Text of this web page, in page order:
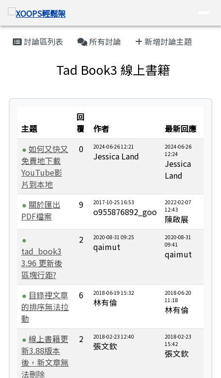
跳至主內容區
XOOPS輕鬆架
導覽列
主內容區域
討論區列表 所有討論 新增討論主題
Tad Book3 線上書籍
主題
回
覆
作者
最新回應
如何又快又
免費地下載
YouTube影
片到本地
0 2024-06-26 12:21
Jessica Land
2024-06-26
12:24
Jessica
Land
關於匯出
PDF檔案
9 2017-10-25 16:53
o955876892_goo
2022-02-07
12:43
陳啟展
tad_book3
3.96 更新後
區塊行距?
2 2020-08-31 09:25
qaimut
2020-08-31
09:41
qaimut
目錄裡文章
的排序無法拉
動
6 2018-06-19 15:32
林有倫
2018-06-20
11:18
林有倫
線上書籍更
新3.88版本
後，新文章無
法刪除
2 2018-02-23 12:40
張文欽
2018-02-23
15:42
張文欽
頁尾區域